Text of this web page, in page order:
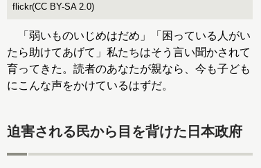
flickr(CC BY-SA 2.0)
「弱いものいじめはだめ」「困っている人がい
たら助けてあげて」私たちはそう言い聞かされて
育ってきた。読者のあなたが親なら、今も子ども
にこんな声をかけているはずだ。
迫害される民から目を背けた日本政府